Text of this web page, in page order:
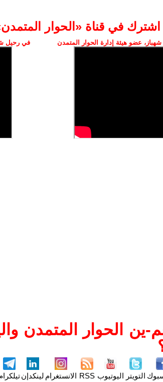
اشترك في قناة ‫«الحوار
عضو هيئة إدارة الحوار المتمدن في رحيل
ين الحوار المتمدن
التويتر اليوتيوب RSS الانستغرام لينكدإن